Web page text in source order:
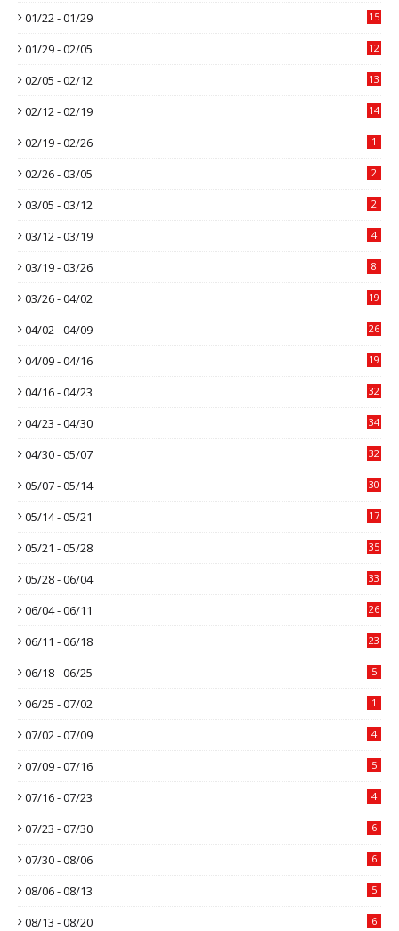
01/22 - 01/29 15
01/29 - 02/05 12
02/05 - 02/12 13
02/12 - 02/19 14
02/19 - 02/26 1
02/26 - 03/05 2
03/05 - 03/12 2
03/12 - 03/19 4
03/19 - 03/26 8
03/26 - 04/02 19
04/02 - 04/09 26
04/09 - 04/16 19
04/16 - 04/23 32
04/23 - 04/30 34
04/30 - 05/07 32
05/07 - 05/14 30
05/14 - 05/21 17
05/21 - 05/28 35
05/28 - 06/04 33
06/04 - 06/11 26
06/11 - 06/18 23
06/18 - 06/25 5
06/25 - 07/02 1
07/02 - 07/09 4
07/09 - 07/16 5
07/16 - 07/23 4
07/23 - 07/30 6
07/30 - 08/06 6
08/06 - 08/13 5
08/13 - 08/20 6